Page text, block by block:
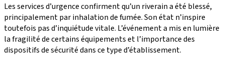
Les services d’urgence confirment qu’un riverain a été blessé,
principalement par inhalation de fumée. Son état n’inspire
toutefois pas d’inquiétude vitale. L’événement a mis en lumière
la fragilité de certains équipements et l’importance des
dispositifs de sécurité dans ce type d’établissement.